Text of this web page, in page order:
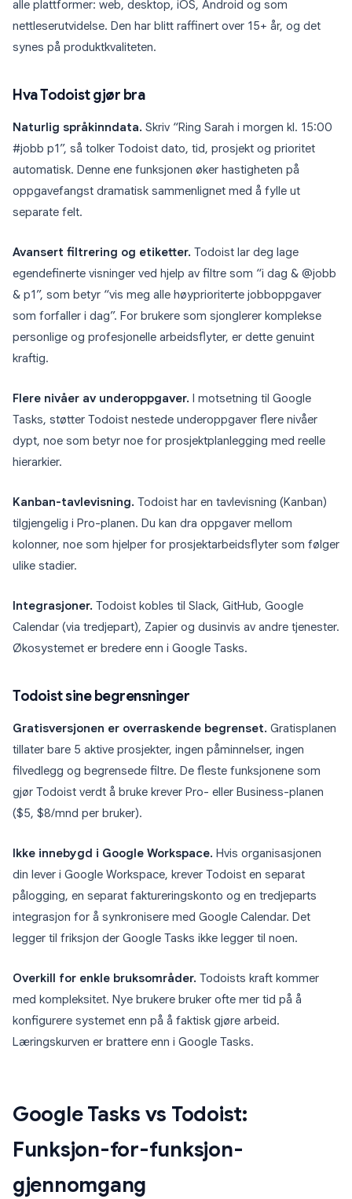
alle plattformer: web, desktop, iOS, Android og som
nettleserutvidelse. Den har blitt raffinert over 15+ år, og det
synes på produktkvaliteten.
Hva Todoist gjør bra
Naturlig språkinndata. Skriv “Ring Sarah i morgen kl. 15:00
#jobb p1”, så tolker Todoist dato, tid, prosjekt og prioritet
automatisk. Denne ene funksjonen øker hastigheten på
oppgavefangst dramatisk sammenlignet med å fylle ut
separate felt.
Avansert filtrering og etiketter. Todoist lar deg lage
egendefinerte visninger ved hjelp av filtre som “i dag & @jobb
& p1”, som betyr “vis meg alle høyprioriterte jobboppgaver
som forfaller i dag”. For brukere som sjonglerer komplekse
personlige og profesjonelle arbeidsflyter, er dette genuint
kraftig.
Flere nivåer av underoppgaver. I motsetning til Google
Tasks, støtter Todoist nestede underoppgaver flere nivåer
dypt, noe som betyr noe for prosjektplanlegging med reelle
hierarkier.
Kanban-tavlevisning. Todoist har en tavlevisning (Kanban)
tilgjengelig i Pro-planen. Du kan dra oppgaver mellom
kolonner, noe som hjelper for prosjektarbeidsflyter som følger
ulike stadier.
Integrasjoner. Todoist kobles til Slack, GitHub, Google
Calendar (via tredjepart), Zapier og dusinvis av andre tjenester.
Økosystemet er bredere enn i Google Tasks.
Todoist sine begrensninger
Gratisversjonen er overraskende begrenset. Gratisplanen
tillater bare 5 aktive prosjekter, ingen påminnelser, ingen
filvedlegg og begrensede filtre. De fleste funksjonene som
gjør Todoist verdt å bruke krever Pro- eller Business-planen
($5, $8/mnd per bruker).
Ikke innebygd i Google Workspace. Hvis organisasjonen
din lever i Google Workspace, krever Todoist en separat
pålogging, en separat faktureringskonto og en tredjeparts
integrasjon for å synkronisere med Google Calendar. Det
legger til friksjon der Google Tasks ikke legger til noen.
Overkill for enkle bruksområder. Todoists kraft kommer
med kompleksitet. Nye brukere bruker ofte mer tid på å
konfigurere systemet enn på å faktisk gjøre arbeid.
Læringskurven er brattere enn i Google Tasks.
Google Tasks vs Todoist:
Funksjon-for-funksjon-
gjennomgang